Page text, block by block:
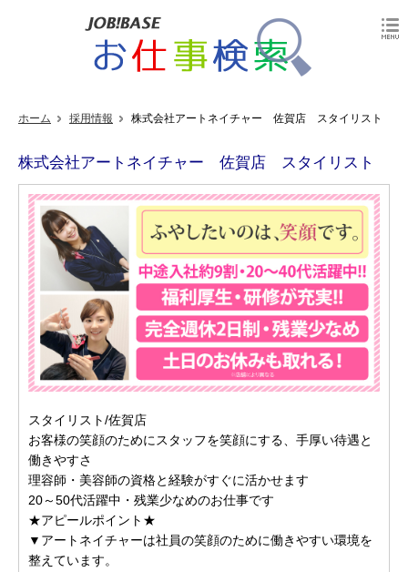
ホーム 採用情報 株式会社アートネイチャー 佐賀店 スタイリスト
株式会社アートネイチャー 佐賀店 スタイリスト
スタイリスト/佐賀店
お客様の笑顔のためにスタッフを笑顔にする、手厚い待遇と
働きやすさ
理容師・美容師の資格と経験がすぐに活かせます
20～50代活躍中・残業少なめのお仕事です
★アピールポイント★
▼アートネイチャーは社員の笑顔のために働きやすい環境を
整えています。